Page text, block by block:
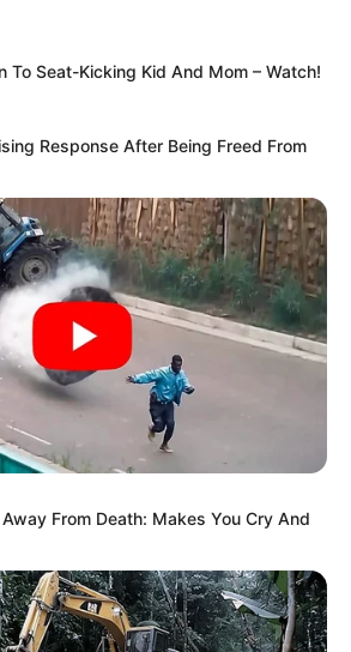
To Seat-Kicking Kid And Mom – Watch!
Response After Being Freed From
From Death: Makes You Cry And